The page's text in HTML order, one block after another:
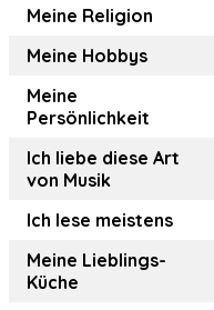
Meine Religion
Meine Hobbys
Meine
Persönlichkeit
Ich liebe diese Art
von Musik
Ich lese meistens
Meine Lieblings-
Küche